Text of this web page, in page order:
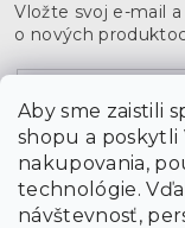
Aby sme zaistili
shopu a poskytli
nakupovania,
technológie.
návštevnosť,
Vložte svoj e-mail
o nových
Vložením údajov
osobných údajov
PRIHLÁSIŤ SA